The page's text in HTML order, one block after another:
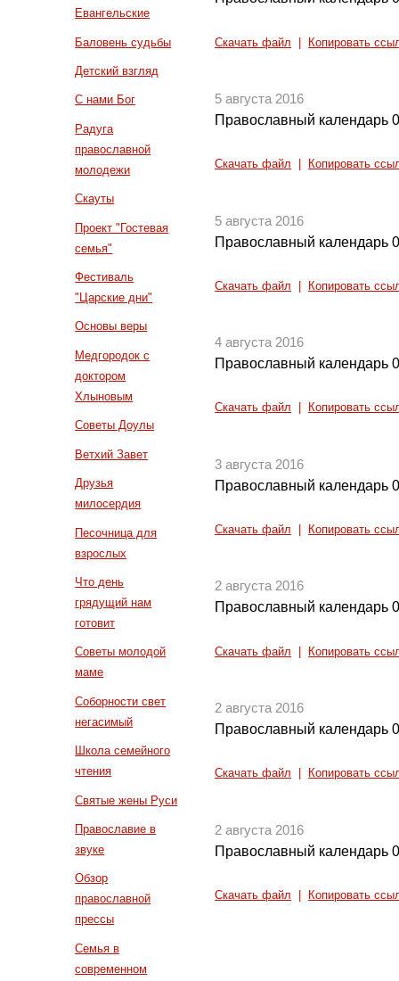
Евангельские
Баловень судьбы
Детский взгляд
С нами Бог
Радуга
православной
молодежи
Скауты
Проект "Гостевая
семья"
Фестиваль
"Царские дни"
Основы веры
Медгородок с
доктором
Хлыновым
Советы Доулы
Ветхий Завет
Друзья
милосердия
Песочница для
взрослых
Что день
грядущий нам
готовит
Советы молодой
маме
Соборности свет
негасимый
Школа семейного
чтения
Святые жены Руси
Православие в
звуке
Обзор
православной
прессы
Семья в
современном
Скачать файл Копировать
5 августа 2016
Православный календарь
Скачать файл Копировать
5 августа 2016
Православный календарь
Скачать файл Копировать
4 августа 2016
Православный календарь
Скачать файл Копировать
3 августа 2016
Православный календарь
Скачать файл Копировать
2 августа 2016
Православный календарь
Скачать файл Копировать
2 августа 2016
Православный календарь
Скачать файл Копировать
2 августа 2016
Православный календарь
Скачать файл Копировать